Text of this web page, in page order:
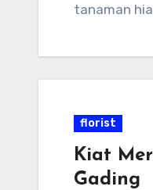
tanaman
florist
Kiat
Gading